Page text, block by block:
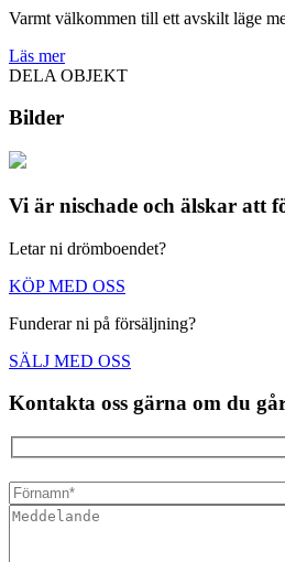
Varmt välkommen till ett avskilt läge
Läs mer
DELA OBJEKT
Bilder
Vi är nischade och älskar att
Letar ni drömboendet?
KÖP MED OSS
Funderar ni på försäljning?
SÄLJ MED OSS
Kontakta oss gärna om du